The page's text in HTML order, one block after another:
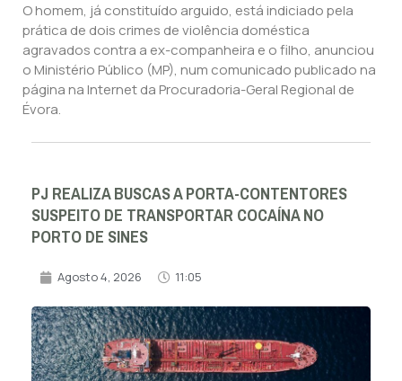
O homem, já constituído arguido, está indiciado pela
prática de dois crimes de violência doméstica
agravados contra a ex-companheira e o filho, anunciou
o Ministério Público (MP), num comunicado publicado na
página na Internet da Procuradoria-Geral Regional de
Évora.
PJ REALIZA BUSCAS A PORTA-CONTENTORES
SUSPEITO DE TRANSPORTAR COCAÍNA NO
PORTO DE SINES
Agosto 4, 2026 11:05